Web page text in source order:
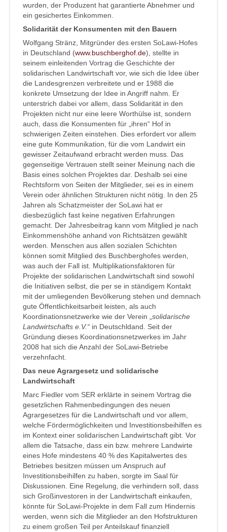
wurden, der Produzent hat garantierte Abnehmer und
ein gesichertes Einkommen.
Solidarität der Konsumenten mit den Bauern
Wolfgang Stränz, Mitgründer des ersten SoLawi-Hofes
in Deutschland (www.buschberghof.de), stellte in
seinem einleitenden Vortrag die Geschichte der
solidarischen Landwirtschaft vor, wie sich die Idee über
die Landesgrenzen verbreitete und er 1988 die
konkrete Umsetzung der Idee in Angriff nahm. Er
unterstrich dabei vor allem, dass Solidarität in den
Projekten nicht nur eine leere Worthülse ist, sondern
auch, dass die Konsumenten für „ihren“ Hof in
schwierigen Zeiten einstehen. Dies erfordert vor allem
eine gute Kommunikation, für die vom Landwirt ein
gewisser Zeitaufwand erbracht werden muss. Das
gegenseitige Vertrauen stellt seiner Meinung nach die
Basis eines solchen Projektes dar. Deshalb sei eine
Rechtsform von Seiten der Mitglieder, sei es in einem
Verein oder ähnlichen Strukturen nicht nötig. In den 25
Jahren als Schatzmeister der SoLawi hat er
diesbezüglich fast keine negativen Erfahrungen
gemacht. Der Jahresbeitrag kann vom Mitglied je nach
Einkommenshöhe anhand von Richtsätzen gewählt
werden. Menschen aus allen sozialen Schichten
können somit Mitglied des Buschberghofes werden,
was auch der Fall ist. Multiplikationsfaktoren für
Projekte der solidarischen Landwirtschaft sind sowohl
die Initiativen selbst, die per se in ständigem Kontakt
mit der umliegenden Bevölkerung stehen und demnach
gute Öffentlichkeitsarbeit leisten, als auch
Koordinationsnetzwerke wie der Verein „solidarische
Landwirtschafts e.V.“ in Deutschldand. Seit der
Gründung dieses Koordinationsnetzwerkes im Jahr
2008 hat sich die Anzahl der SoLawi-Betriebe
verzehnfacht.
Das neue Agrargesetz und solidarische
Landwirtschaft
Marc Fiedler vom SER erklärte in seinem Vortrag die
gesetzlichen Rahmenbedingungen des neuen
Agrargesetzes für die Landwirtschaft und vor allem,
welche Fördermöglichkeiten und Investitionsbeihilfen es
im Kontext einer solidarischen Landwirtschaft gibt. Vor
allem die Tatsache, dass ein bzw. mehrere Landwirte
eines Hofe mindestens 40 % des Kapitalwertes des
Betriebes besitzen müssen um Anspruch auf
Investitionsbeihilfen zu haben, sorgte im Saal für
Diskussionen. Eine Regelung, die verhindern soll, dass
sich Großinvestoren in der Landwirtschaft einkaufen,
könnte für SoLawi-Projekte in dem Fall zum Hindernis
werden, wenn sich die Mitglieder an den Hofstrukturen
zu einem großen Teil per Anteilskauf finanziell